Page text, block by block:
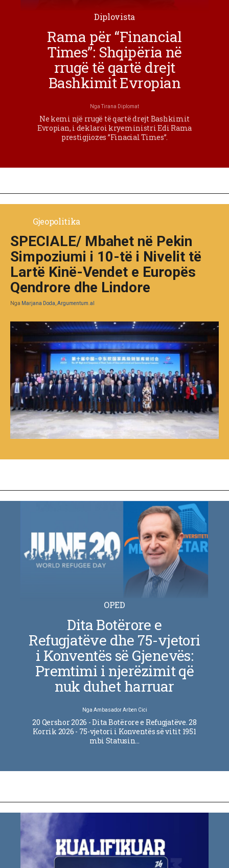
Diplovista
Rama për “Financial
Times”: Shqipëria në
rrugë të qartë drejt
Bashkimit Evropian
NgaTirana Diplomat
Ne kemi një rrugë të qartë drejt Bashkimit
Evropian, i deklaroi kryeministri Edi Rama
prestigjiozes ”Finacial Times”.
Gjeopolitika
SPECIALE/ Mbahet në Pekin
Simpoziumi i 10-të i Nivelit të
Lartë Kinë-Vendet e Europës
Qendrore dhe Lindore
Nga Marjana Doda, Argumentum.al
OPED
Dita Botërore e
Refugjatëve dhe 75-vjetori
i Konventës së Gjenevës:
Premtimi i njerëzimit që
nuk duhet harruar
Nga Ambasador Arben Cici
20 Qershor 2026 - Dita Botërore e Refugjatëve. 28
Korrik 2026 - 75-vjetori i Konventës së vitit 1951
mbi Statusin…